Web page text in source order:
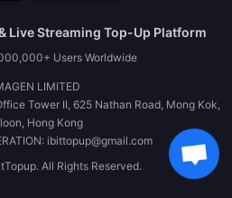
Live Streaming Top-Up Platform
Users Worldwide
LIMITED
Tower II, 625 Nathan Road, Mong Kok,
Hong Kong
ibittopup@gmail.com
All Rights Reserved.